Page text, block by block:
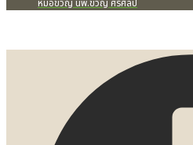
หมอขวัญ นพ.ขวัญ ศรีศิลป